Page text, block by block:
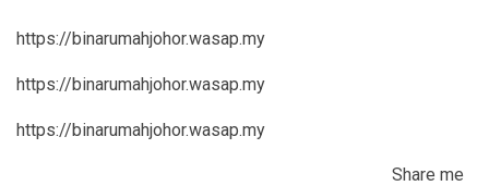
https://binarumahjohor.wasap.my
https://binarumahjohor.wasap.my
https://binarumahjohor.wasap.my
Share me